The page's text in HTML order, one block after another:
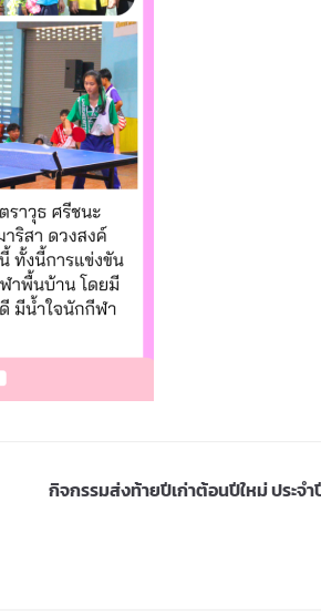
กิจกรรมส่งท้ายปีเก่าต้อนปีใหม่ ประจำ